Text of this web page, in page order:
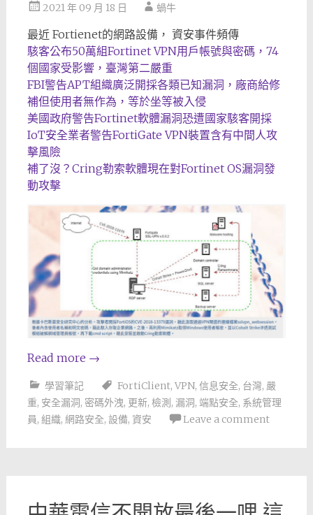
2021 年 09 月 18 日 蝸牛
最近 Fortienet的網路設備， 資安事件頻傳
駭客公布50萬組Fortinet VPN用戶帳號與密碼，74
個國家受影響，臺灣第二嚴重
FBI警告APT組織廣泛開採各類已知漏洞，廠商給修
補但使用者無作為，等於坐等被入侵
美國政府警告Fortinet軟體漏洞恐遭國家駭客開採
IoT安全業者警告FortiGate VPN裝置含有中間人攻
擊風險
補了沒？Cring勒索軟體現在對Fortinet OS漏洞發
動攻擊
Read more →
學習筆記 FortiClient, VPN, 信息安全, 台灣, 嚴
重, 安全漏洞, 密碼外洩, 更新, 檢測 , 漏洞, 端點安全, 系統管理
員, 組織, 網路安全, 設備, 資安 Leave a comment